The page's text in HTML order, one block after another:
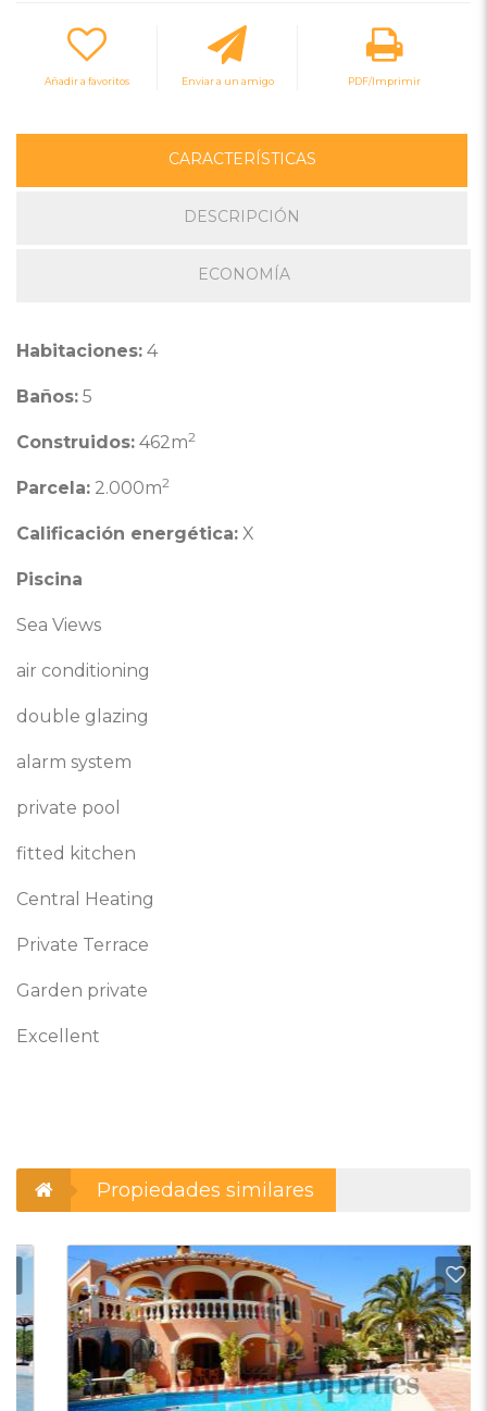
Añadir a favoritos Enviar a un amigo PDF/Imprimir
CARACTERÍSTICAS
DESCRIPCIÓN
ECONOMÍA
Habitaciones: 4
Baños: 5
Construidos: 462m2
Parcela: 2.000m2
Calificación energética: X
Piscina
Sea Views
air conditioning
double glazing
alarm system
private pool
fitted kitchen
Central Heating
Private Terrace
Garden private
Excellent
Propiedades similares
a favoritos